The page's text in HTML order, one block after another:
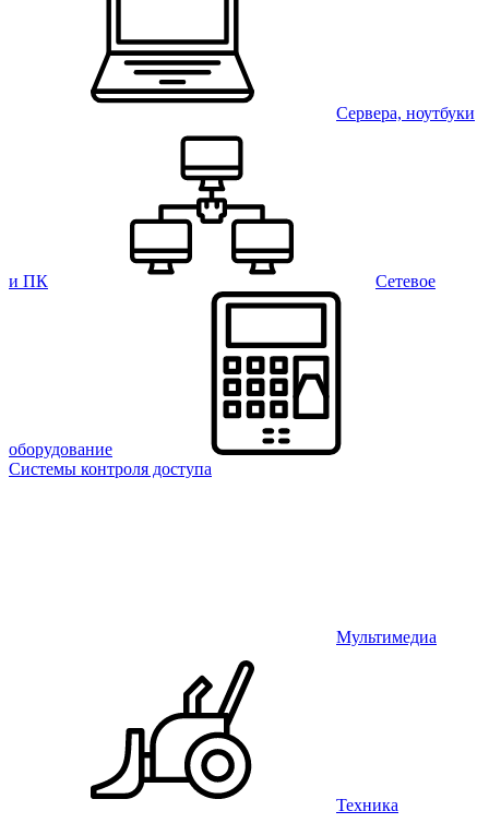
Сервера, ноутбуки
и ПК Сетевое
оборудование
Системы контроля доступа
Мультимедиа
Техника